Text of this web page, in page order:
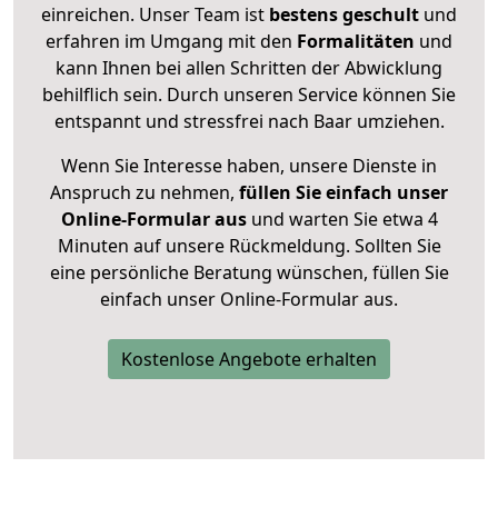
einreichen. Unser Team ist bestens geschult und
erfahren im Umgang mit den Formalitäten und
kann Ihnen bei allen Schritten der Abwicklung
behilflich sein. Durch unseren Service können Sie
entspannt und stressfrei nach Baar umziehen.
Wenn Sie Interesse haben, unsere Dienste in
Anspruch zu nehmen, füllen Sie einfach unser
Online-Formular ausund warten Sie etwa 4
Minuten auf unsere Rückmeldung. Sollten Sie
eine persönliche Beratung wünschen, füllen Sie
einfach unser Online-Formular aus.
Kostenlose Angebote erhalten